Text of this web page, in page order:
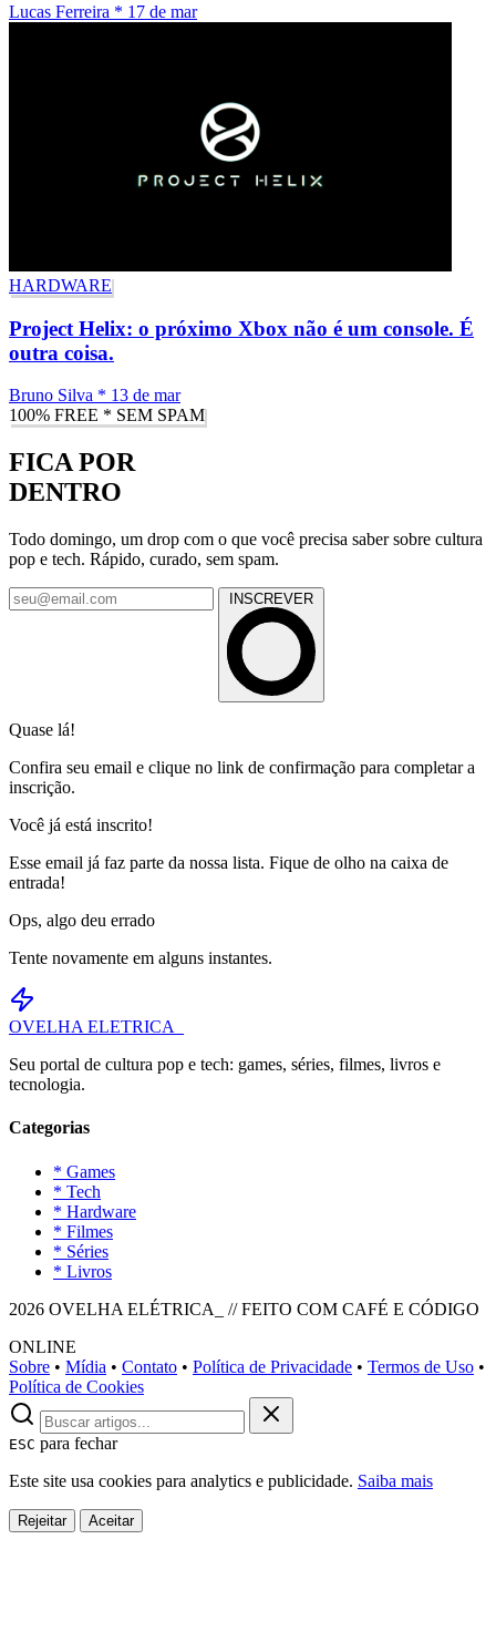
Lucas Ferreira * 17 de mar
HARDWARE
Project Helix: o próximo Xbox não é um console. É
outra coisa.
Bruno Silva * 13 de mar
100% FREE * SEM SPAM
FICA POR
DENTRO
Todo domingo, um drop com o que você precisa saber sobre cultura
pop e tech. Rápido, curado, sem spam.
INSCREVER
Quase lá!
Confira seu email e clique no link de confirmação para completar a
inscrição.
Você já está inscrito!
Esse email já faz parte da nossa lista. Fique de olho na caixa de
entrada!
Ops, algo deu errado
Tente novamente em alguns instantes.
OVELHA ELETRICA_
Seu portal de cultura pop e tech: games, séries, filmes, livros e
tecnologia.
Categorias
* Games
* Tech
* Hardware
* Filmes
* Séries
* Livros
2026 OVELHA ELÉTRICA_ // FEITO COM CAFÉ E CÓDIGO
ONLINE
Sobre • Mídia • Contato • Política de Privacidade • Termos de Uso •
Política de Cookies
ESC para fechar
Este site usa cookies para analytics e publicidade. Saiba mais
Rejeitar Aceitar